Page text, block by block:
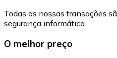
Todas as nossas transações
segurança informática.
O melhor preço